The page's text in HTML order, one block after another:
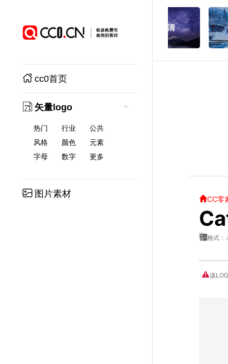
cc0首页
矢量logo
热门 行业
公共
风格
颜色
元素
字母
数字 更多
图片素材
CC零
格式：
该